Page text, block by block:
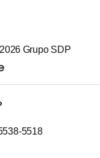
2026 Grupo SDP
5518